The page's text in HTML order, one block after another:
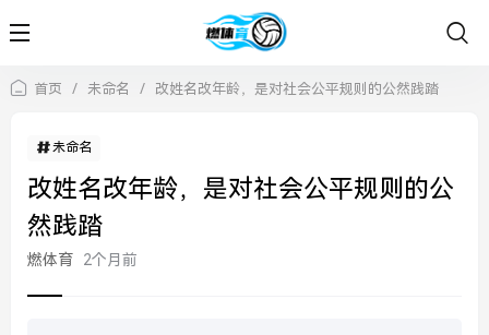
首页 / 未命名 / 改姓名改年龄，是对社会公平规则的公然践踏
未命名
改姓名改年龄，是对社会公平规则的公
然践踏
燃体育 2个月前